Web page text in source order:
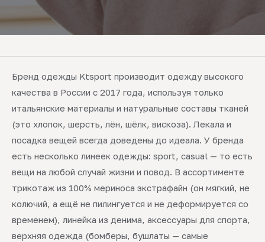
Бренд одежды Ktsport производит одежду высокого
качества в России с 2017 года, используя только
итальянские материалы и натуральные составы тканей
(это хлопок, шерсть, лён, шёлк, вискоза). Лекала и
посадка вещей всегда доведены до идеала. У бренда
есть несколько линеек одежды: sport, casual — то есть
вещи на любой случай жизни и повод. В ассортименте
трикотаж из 100% мериноса экстрафайн (он мягкий, не
колючий, а ещё не пилингуется и не деформируется со
временем), линейка из денима, аксессуары для спорта,
верхняя одежда (бомберы, бушлаты — самые